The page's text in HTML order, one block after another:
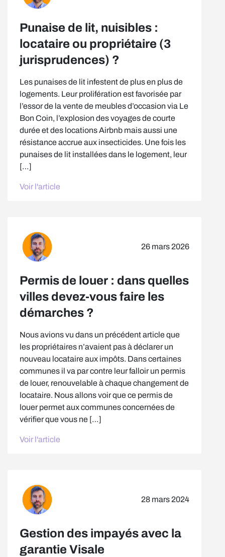
Punaise de lit, nuisibles :
locataire ou propriétaire (3
jurisprudences) ?
Les punaises de lit infestent de plus en plus de
logements. Leur prolifération est favorisée par
l’essor de la vente de meubles d’occasion via Le
Bon Coin, l’explosion des voyages de courte
durée et des locations Airbnb mais aussi une
résistance accrue aux insecticides. Une fois les
punaises de lit installées dans le logement, leur
[…]
Voir l'article
26 mars 2026
Permis de louer : dans quelles
villes devez-vous faire les
démarches ?
Nous avions vu dans un précédent article que
les propriétaires n’avaient pas à déclarer un
nouveau locataire aux impôts. Dans certaines
communes il va par contre leur falloir un permis
de louer, renouvelable à chaque changement de
locataire. Nous allons voir que ce permis de
louer permet aux communes concernées de
vérifier que vous ne […]
Voir l'article
28 mars 2024
Gestion des impayés avec la
garantie Visale